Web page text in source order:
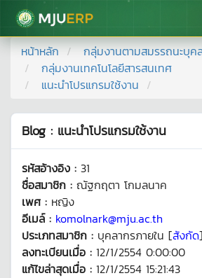
มหาวิทยาลัยแม่โจ้
หน้าหลัก
กลุ่มงานตามสมรรถนะบุค
กลุ่มงานเทคโนโลยีสารสนเทศ
แนะนำโปรแกรมใช้งาน
Blog : แนะนำโปรแกรมใช้งาน
รหัสอ้างอิง : 31
ชื่อสมาชิก : ณัฐกฤตา โกมลนาค
เพศ : หญิง
อีเมล์ : komolnark@mju.ac.th
ประเภทสมาชิก : บุคลากรภายใน [สังกัด]
ลงทะเบียนเมื่อ : 12/1/2554 0:00:00
แก้ไขล่าสุดเมื่อ : 12/1/2554 15:21:43